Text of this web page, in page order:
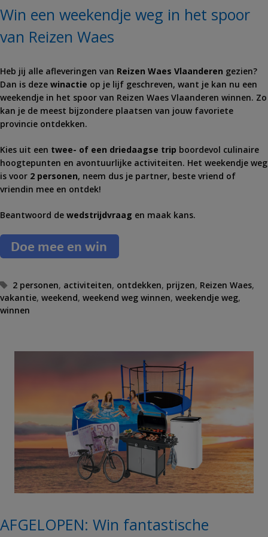
Win een weekendje weg in het spoor
van Reizen Waes
Heb jij alle afleveringen van Reizen Waes Vlaanderen gezien?
Dan is deze winactie op je lijf geschreven, want je kan nu een
weekendje in het spoor van Reizen Waes Vlaanderen winnen. Zo
kan je de meest bijzondere plaatsen van jouw favoriete
provincie ontdekken.
Kies uit een twee- of een driedaagse trip boordevol culinaire
hoogtepunten en avontuurlijke activiteiten. Het weekendje weg
is voor 2 personen, neem dus je partner, beste vriend of
vriendin mee en ontdek!
Beantwoord de wedstrijdvraag en maak kans.
T
a
g
2 personen, activiteiten, ontdekken, prijzen, Reizen Waes,
vakantie, weekend, weekend weg winnen, weekendje weg,
winnen
AFGELOPEN: Win fantastische